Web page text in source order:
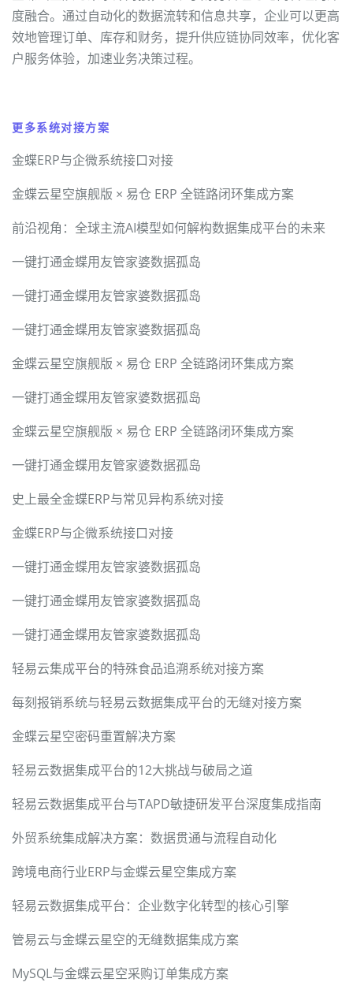
度融合。通过自动化的数据流转和信息共享，企业可以更高
效地管理订单、库存和财务，提升供应链协同效率，优化客
户服务体验，加速业务决策过程。
更多系统对接方案
金蝶ERP与企微系统接口对接
金蝶云星空旗舰版 × 易仓 ERP 全链路闭环集成方案
前沿视角：全球主流AI模型如何解构数据集成平台的未来
一键打通金蝶用友管家婆数据孤岛
一键打通金蝶用友管家婆数据孤岛
一键打通金蝶用友管家婆数据孤岛
金蝶云星空旗舰版 × 易仓 ERP 全链路闭环集成方案
一键打通金蝶用友管家婆数据孤岛
金蝶云星空旗舰版 × 易仓 ERP 全链路闭环集成方案
一键打通金蝶用友管家婆数据孤岛
史上最全金蝶ERP与常见异构系统对接
金蝶ERP与企微系统接口对接
一键打通金蝶用友管家婆数据孤岛
一键打通金蝶用友管家婆数据孤岛
一键打通金蝶用友管家婆数据孤岛
轻易云集成平台的特殊食品追溯系统对接方案
每刻报销系统与轻易云数据集成平台的无缝对接方案
金蝶云星空密码重置解决方案
轻易云数据集成平台的12大挑战与破局之道
轻易云数据集成平台与TAPD敏捷研发平台深度集成指南
外贸系统集成解决方案：数据贯通与流程自动化
跨境电商行业ERP与金蝶云星空集成方案
轻易云数据集成平台：企业数字化转型的核心引擎
管易云与金蝶云星空的无缝数据集成方案
MySQL与金蝶云星空采购订单集成方案